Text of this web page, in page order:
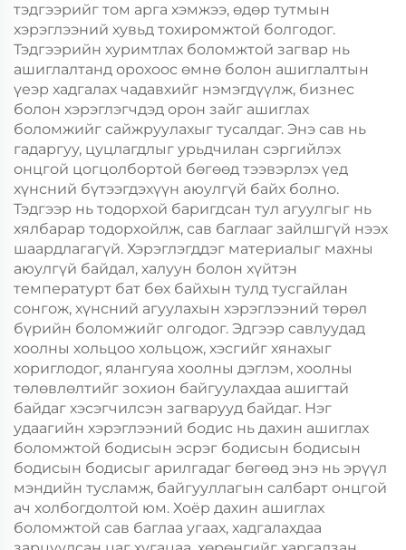
тэдгээрийг том арга хэмжээ, өдөр тутмын
хэрэглээний хувьд тохиромжтой болгодог.
Тэдгээрийн хуримтлах боломжтой загвар нь
ашиглалтанд орохоос өмнө болон ашиглалтын
үеэр хадгалах чадавхийг нэмэгдүүлж, бизнес
болон хэрэглэгчдэд орон зайг ашиглах
боломжийг сайжруулахыг тусалдаг. Энэ сав нь
гадаргуу, цуцлагдлыг урьдчилан сэргийлэх
онцгой цогцолбортой бөгөөд тээвэрлэх үед
хүнсний бүтээгдэхүүн аюулгүй байх болно.
Тэдгээр нь тодорхой баригдсан тул агуулгыг нь
хялбарар тодорхойлж, сав баглааг зайлшгүй нээх
шаардлагагүй. Хэрэглэгддэг материалыг махны
аюулгүй байдал, халуун болон хүйтэн
температурт бат бөх байхын тулд тусгайлан
сонгож, хүнсний агуулахын хэрэглээний төрөл
бүрийн боломжийг олгодог. Эдгээр савлуудад
хоолны хольцоо хольцож, хэсгийг хянахыг
хориглодог, ялангуяа хоолны дэглэм, хоолны
төлөвлөлтийг зохион байгуулахдаа ашигтай
байдаг хэсэгчилсэн загварууд байдаг. Нэг
удаагийн хэрэглээний бодис нь дахин ашиглах
боломжтой бодисын эсрэг бодисын бодисын
бодисын бодисыг арилгадаг бөгөөд энэ нь эрүүл
мэндийн тусламж, байгууллагын салбарт онцгой
ач холбогдолтой юм. Хоёр дахин ашиглах
боломжтой сав баглаа угаах, хадгалахдаа